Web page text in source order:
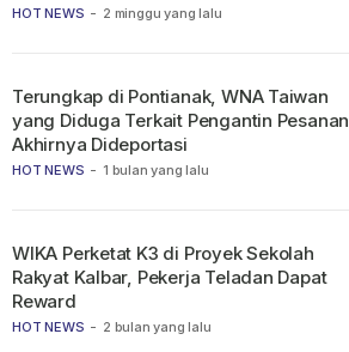
HOT NEWS - 2 minggu yang lalu
HOT NEWS - 1 bulan yang lalu
Terungkap di Pontianak, WNA Taiwan
yang Diduga Terkait Pengantin Pesanan
Akhirnya Dideportasi
HOT NEWS - 2 bulan yang lalu
WIKA Perketat K3 di Proyek Sekolah
Rakyat Kalbar, Pekerja Teladan Dapat
Reward